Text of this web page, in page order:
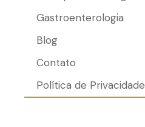
Gastroenterologia
Blog
Contato
Política de Privacidade